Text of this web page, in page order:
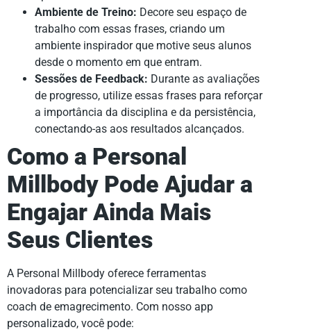
Ambiente de Treino: Decore seu espaço de
trabalho com essas frases, criando um
ambiente inspirador que motive seus alunos
desde o momento em que entram.
Sessões de Feedback: Durante as avaliações
de progresso, utilize essas frases para reforçar
a importância da disciplina e da persistência,
conectando-as aos resultados alcançados.
Como a Personal
Millbody Pode Ajudar a
Engajar Ainda Mais
Seus Clientes
A Personal Millbody oferece ferramentas
inovadoras para potencializar seu trabalho como
coach de emagrecimento. Com nosso app
personalizado, você pode: